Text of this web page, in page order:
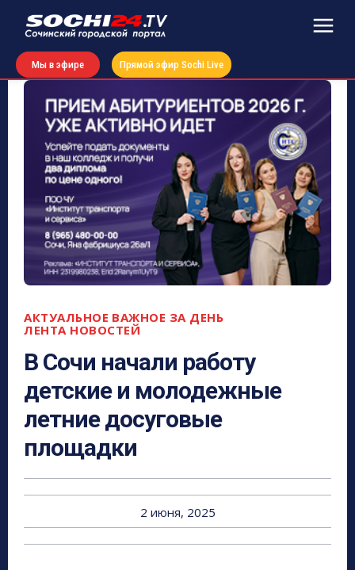
Мы в эфире Прямой эфир Sochi Live
АКТУАЛЬНОЕ ВАЖНОЕ ЗА ДЕНЬ
ЛЕНТА НОВОСТЕЙ
В Сочи начали работу
детские и молодежные
летние досуговые
площадки
2 июня, 2025